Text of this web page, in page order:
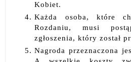
Kobiet.
Każda osoba, które
Rozdaniu, musi
zgłoszenia, który został
Nagroda przeznaczona